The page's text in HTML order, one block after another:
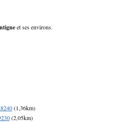
et ses environs.
(1,36km)
(2,05km)